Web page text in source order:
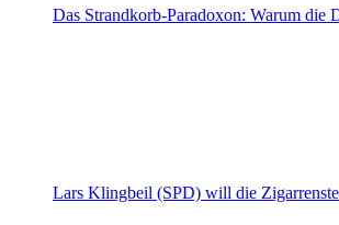
Das Strandkorb-Paradoxon: Warum die
Lars Klingbeil (SPD) will die